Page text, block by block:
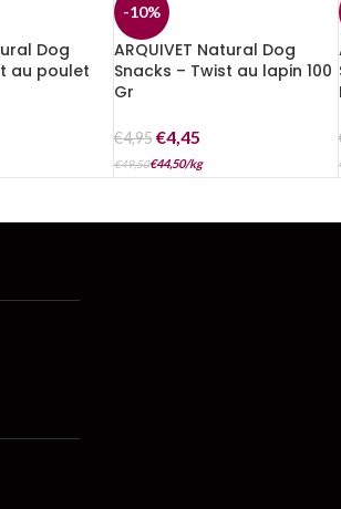
Dog
au poulet
-10%
ARQUIVET Natural Dog
Snacks – Twist au lapin 100
Gr
€4,95 €4,45
€49,50€44,50/kg